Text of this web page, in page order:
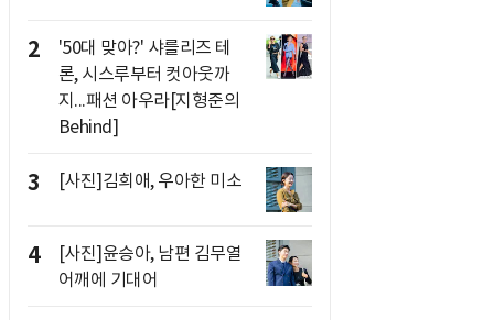
2
'50대 맞아?' 샤를리즈 테
론, 시스루부터 컷아웃까
지...패션 아우라[지형준의
Behind]
3 [사진]김희애, 우아한 미소
4
[사진]윤승아, 남편 김무열
어깨에 기대어